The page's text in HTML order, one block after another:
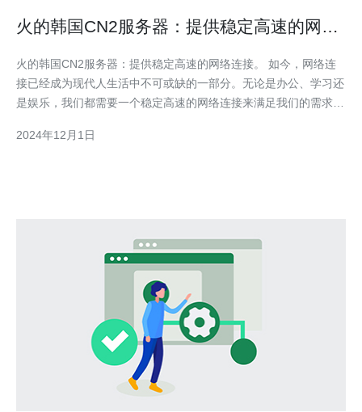
火的韩国CN2服务器：提供稳定高速的网络
火的韩国CN2服务器：提供稳定高速的网络连接。 如今，网络连
接已经成为现代人生活中不可或缺的一部分。无论是办公、学习还
是娱乐，我们都需要一个稳定高速的网络连接来满足我们的需求。
络连接解决方案。 韩国CN2服务器是一种位于韩国的高性能服务
2024年12月1日